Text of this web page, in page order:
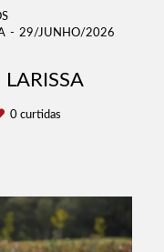
29/JUNHO/2026
0curtidas